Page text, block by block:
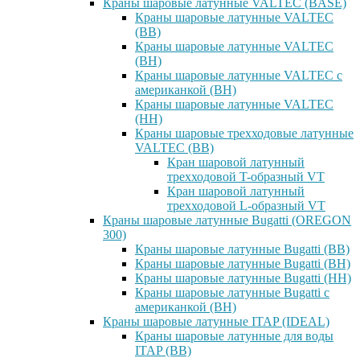
Краны шаровые латунные VALTEC (BASE)
Краны шаровые латунные VALTEC
(ВВ)
Краны шаровые латунные VALTEC
(ВН)
Краны шаровые латунные VALTEC с
американкой (ВН)
Краны шаровые латунные VALTEC
(НН)
Краны шаровые трехходовые латунные
VALTEC (ВВ)
Кран шаровой латунный
трехходовой T-образный VT
Кран шаровой латунный
трехходовой L-образный VT
Краны шаровые латунные Bugatti (OREGON
300)
Краны шаровые латунные Bugatti (ВВ)
Краны шаровые латунные Bugatti (ВН)
Краны шаровые латунные Bugatti (НН)
Краны шаровые латунные Bugatti с
американкой (ВН)
Краны шаровые латунные ITAP (IDEAL)
Краны шаровые латунные для воды
ITAP (ВВ)